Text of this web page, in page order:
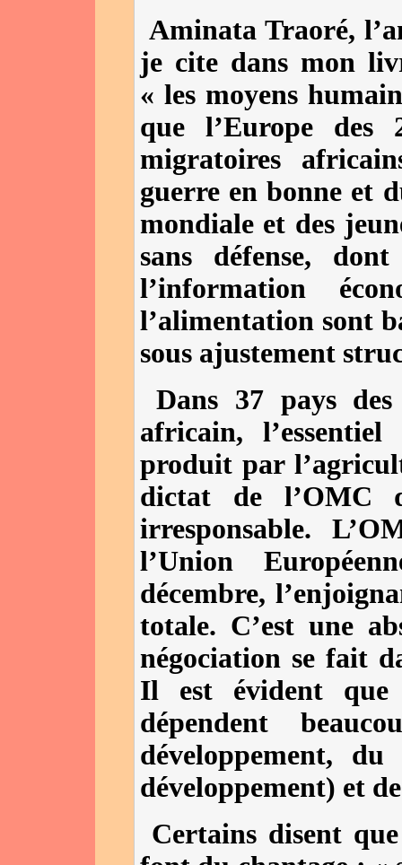
Aminata Traoré,
je cite dans mon
« les moyens
que l’Europe des
migratoires
guerre en bonne et
mondiale et des
sans défense,
l’information
l’alimentation sont
sous ajustement
Dans 37 pays
africain,
produit par
dictat de l’OMC
irresponsable.
l’Union
décembre,
totale. C’est une
négociation se fait
Il est évident que
dépendent
développement,
développement) et
Certains disent